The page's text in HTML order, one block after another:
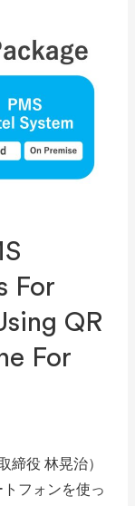
For
QR
For
締役 林晃治）
フォンを使っ